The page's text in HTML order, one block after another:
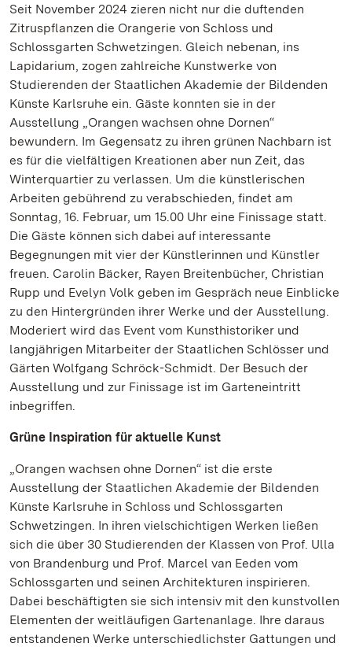
Seit November 2024 zieren nicht nur die duftenden
Zitruspflanzen die Orangerie von Schloss und
Schlossgarten Schwetzingen. Gleich nebenan, ins
Lapidarium, zogen zahlreiche Kunstwerke von
Studierenden der Staatlichen Akademie der Bildenden
Künste Karlsruhe ein. Gäste konnten sie in der
Ausstellung „Orangen wachsen ohne Dornen“
bewundern. Im Gegensatz zu ihren grünen Nachbarn ist
es für die vielfältigen Kreationen aber nun Zeit, das
Winterquartier zu verlassen. Um die künstlerischen
Arbeiten gebührend zu verabschieden, findet am
Sonntag, 16. Februar, um 15.00 Uhr eine Finissage statt.
Die Gäste können sich dabei auf interessante
Begegnungen mit vier der Künstlerinnen und Künstler
freuen. Carolin Bäcker, Rayen Breitenbücher, Christian
Rupp und Evelyn Volk geben im Gespräch neue Einblicke
zu den Hintergründen ihrer Werke und der Ausstellung.
Moderiert wird das Event vom Kunsthistoriker und
langjährigen Mitarbeiter der Staatlichen Schlösser und
Gärten Wolfgang Schröck-Schmidt. Der Besuch der
Ausstellung und zur Finissage ist im Garteneintritt
inbegriffen.
Grüne Inspiration für aktuelle Kunst
„Orangen wachsen ohne Dornen“ ist die erste
Ausstellung der Staatlichen Akademie der Bildenden
Künste Karlsruhe in Schloss und Schlossgarten
Schwetzingen. In ihren vielschichtigen Werken ließen
sich die über 30 Studierenden der Klassen von Prof. Ulla
von Brandenburg und Prof. Marcel van Eeden vom
Schlossgarten und seinen Architekturen inspirieren.
Dabei beschäftigten sie sich intensiv mit den kunstvollen
Elementen der weitläufigen Gartenanlage. Ihre daraus
entstandenen Werke unterschiedlichster Gattungen und